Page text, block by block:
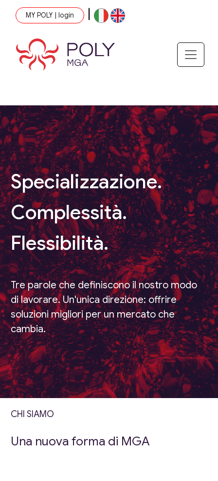
MY POLY | login
Specializzazione.
Complessità.
Flessibilità.
Tre parole che definiscono il nostro modo
di lavorare. Un'unica direzione: offrire
soluzioni migliori per un mercato che
cambia.
CHI SIAMO
Una nuova forma di MGA